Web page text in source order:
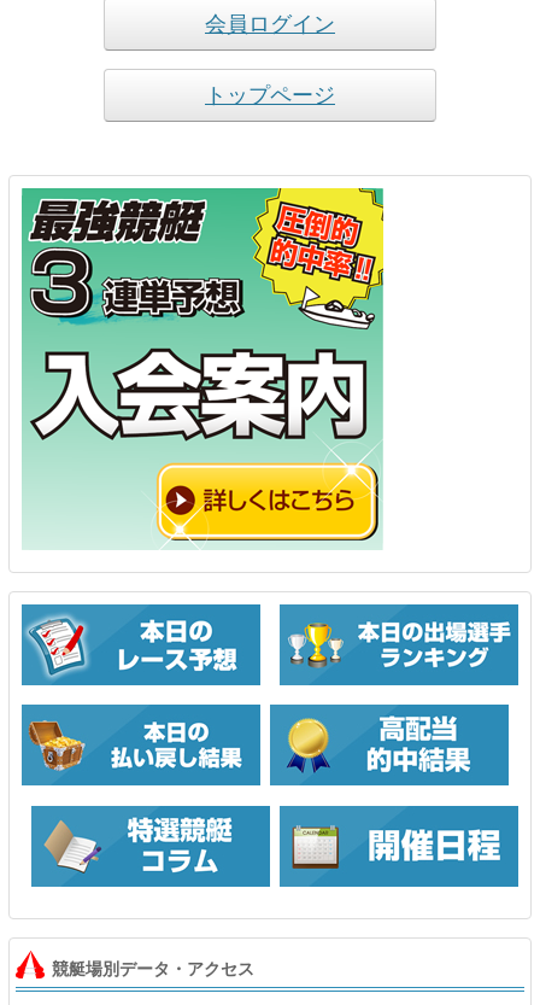
会員ログイン
トップページ
競艇場別データ・アクセス